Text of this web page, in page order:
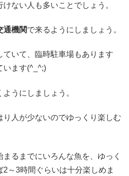
ない人も多いことでしょう。
通機関で来るようにしましょう。
いて、臨時駐車場もあります
います(^_^;)
うにしましょう。
り人が少ないのでゆっくり楽しむ
るまでにいろんな魚を、ゆっく
2～3時間ぐらいは十分楽しめま